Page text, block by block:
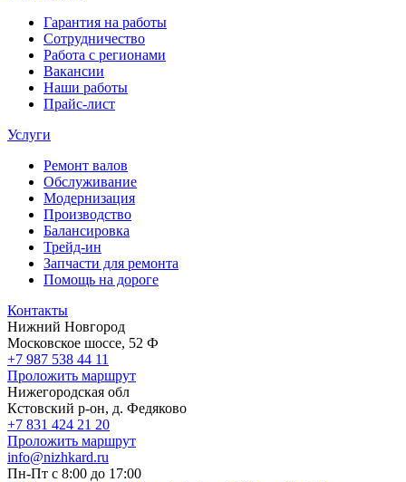
Гарантия на работы
Сотрудничество
Работа с регионами
Вакансии
Наши работы
Прайс-лист
Услуги
Ремонт валов
Обслуживание
Модернизация
Производство
Балансировка
Трейд-ин
Запчасти для ремонта
Помощь на дороге
Контакты
Нижний Новгород
Московское шоссе, 52 Ф
+7 987 538 44 11
Проложить маршрут
Нижегородская обл
Кстовский р-он, д. Федяково
+7 831 424 21 20
Проложить маршрут
info@nizhkard.ru
Пн-Пт с 8:00 до 17:00